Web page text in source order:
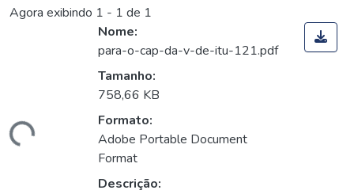
Agora exibindo 1 - 1 de 1
Nome:
para-o-cap-da-v-de-itu-121.pdf
Tamanho:
758,66 KB
Formato:
Adobe Portable Document
Format
Descrição: